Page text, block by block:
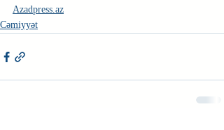
Azadpress.az
Cəmiyyət